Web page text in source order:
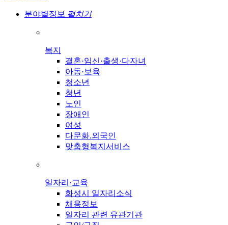
분야별정보 펼치기
복지
결혼·임신·출생·다자녀
아동·보육
청소년
청년
노인
장애인
여성
다문화.외국인
맞춤형복지서비스
일자리·교육
화성시 일자리소식
채용정보
일자리 관련 유관기관